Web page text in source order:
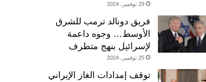
29 نوفمبر، 2024
فريق دونالد ترمب للشرق
الأوسط… وجوه داعمة
لإسرائيل بنهج متطرف
25 نوفمبر، 2024
توقف إمدادات الغاز الإيراني